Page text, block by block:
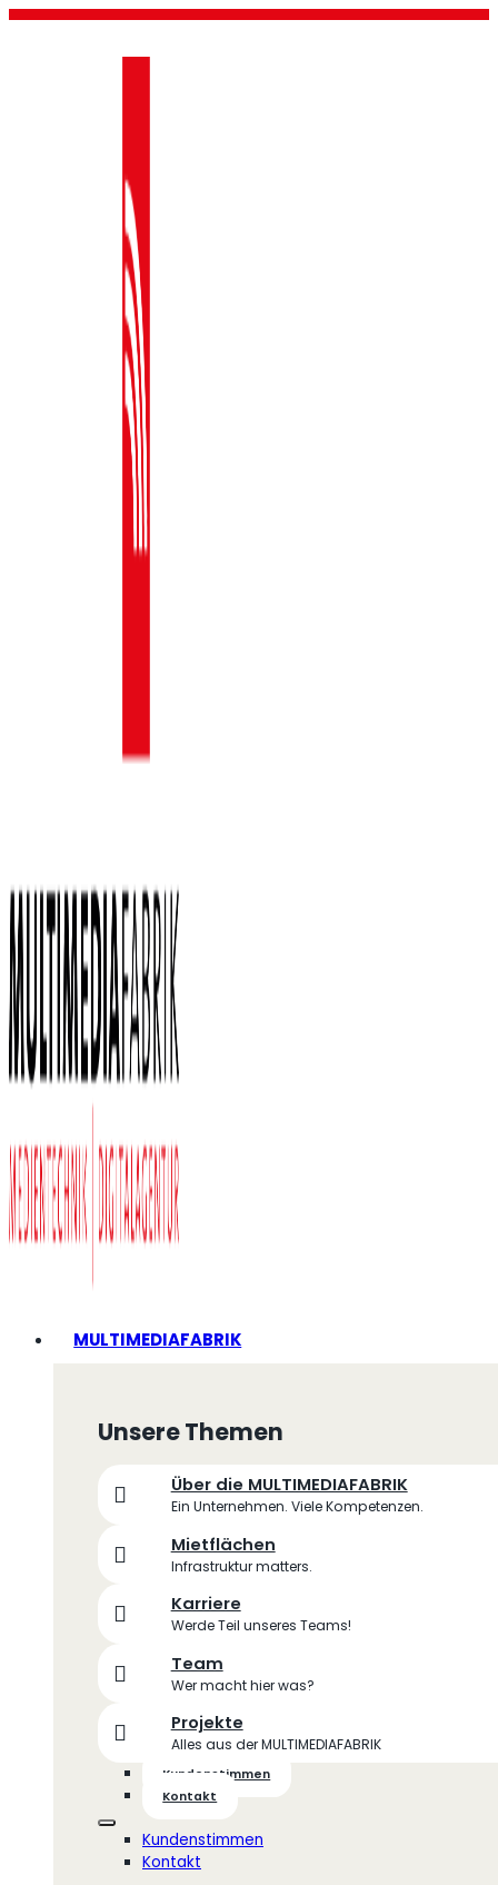
MULTIMEDIAFABRIK
Unsere Themen
Über die MULTIMEDIAFABRIK
Ein Unternehmen. Viele Kompetenzen.
Mietflächen
Infrastruktur matters.
Karriere
Werde Teil unseres Teams!
Team
Wer macht hier was?
Projekte
Alles aus der MULTIMEDIAFABRIK
Kundenstimmen
Kontakt
Kundenstimmen
Kontakt